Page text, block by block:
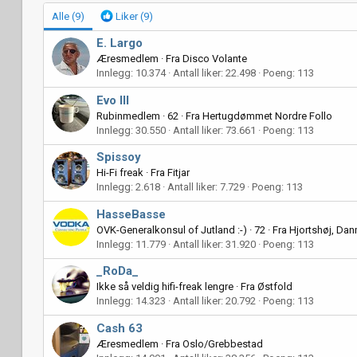
Alle (9) Liker(9)
E. Largo
Æresmedlem · Fra Disco Volante
Innlegg 10.374 Antall liker 22.498 Poeng 113
Evo III
Rubinmedlem · 62 · Fra Hertugdømmet Nordre Follo
Innlegg 30.550 Antall liker 73.661 Poeng 113
Spissoy
Hi-Fi freak · Fra Fitjar
Innlegg 2.618 Antall liker 7.729 Poeng 113
HasseBasse
OVK-Generalkonsul of Jutland :-) · 72 · Fra Hjortshøj,
Innlegg 11.779 Antall liker 31.920 Poeng 113
_RoDa_
Ikke så veldig hifi-freak lengre · Fra Østfold
Innlegg 14.323 Antall liker 20.792 Poeng 113
Cash 63
Æresmedlem · Fra Oslo/Grebbestad